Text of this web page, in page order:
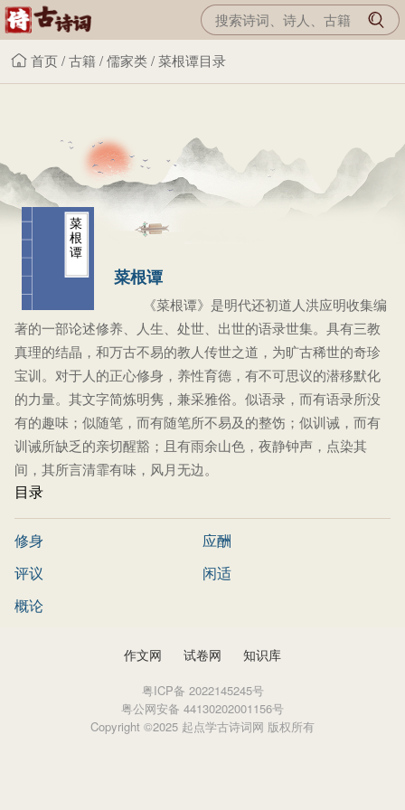
首页/古籍 /儒家类/菜根谭目录
菜
根
谭
菜根谭
《菜根谭》是明代还初道人洪应明收集编
著的一部论述修养、人生、处世、出世的语录世集。具有三教
真理的结晶，和万古不易的教人传世之道，为旷古稀世的奇珍
宝训。对于人的正心修身，养性育德，有不可思议的潜移默化
的力量。其文字简炼明隽，兼采雅俗。似语录，而有语录所没
有的趣味；似随笔，而有随笔所不易及的整饬；似训诫，而有
训诫所缺乏的亲切醒豁；且有雨余山色，夜静钟声，点染其
间，其所言清霏有味，风月无边。
目录
修身
应酬
评议
闲适
概论
作文网 试卷网 知识库
粤ICP备 2022145245号
粤公网安备 44130202001156号
Copyright ©2025 起点学古诗词网 版权所有